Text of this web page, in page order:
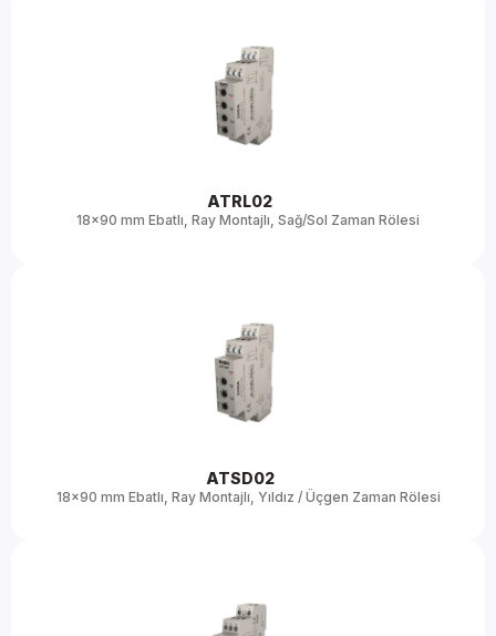
ATRL02
18x90 mm Ebatlı, Ray Montajlı, Sağ/Sol Zaman Rölesi
ATSD02
18x90 mm Ebatlı, Ray Montajlı, Yıldız / Üçgen Zaman Rölesi